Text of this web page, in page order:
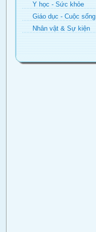
Y học - Sức khỏe
Giáo dục - Cuộc sống
Nhân vật & Sự kiện